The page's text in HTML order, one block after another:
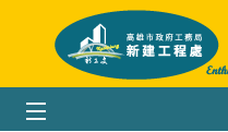
跳到主要內容區塊